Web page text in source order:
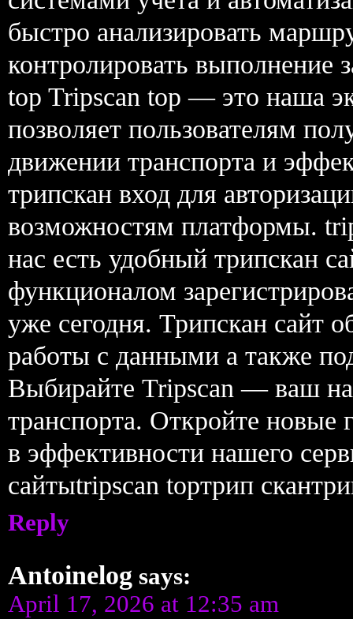
быстро анализировать
контролировать выполнение
top Tripscan top — это наша
позволяет пользователям
движении транспорта и
трипскан вход для
возможностям платформы.
нас есть удобный трипскан
функционалом
уже сегодня. Трипскан сайт
работы с данными а также
Выбирайте Tripscan — ваш
транспорта. Откройте новые
в эффективности нашего
сайтыtripscan topтрип
Reply
Antoinelog says:
April 17, 2026 at 12:35 am